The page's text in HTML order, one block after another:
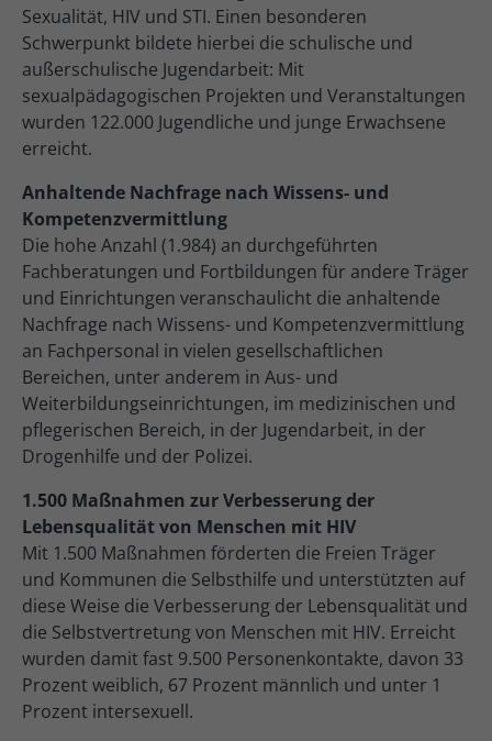
Sexualität, HIV und STI. Einen besonderen
Schwerpunkt bildete hierbei die schulische und
außerschulische Jugendarbeit: Mit
sexualpädagogischen Projekten und Veranstaltungen
wurden 122.000 Jugendliche und junge Erwachsene
erreicht.
Anhaltende Nachfrage nach Wissens- und
Kompetenzvermittlung
Die hohe Anzahl (1.984) an durchgeführten
Fachberatungen und Fortbildungen für andere Träger
und Einrichtungen veranschaulicht die anhaltende
Nachfrage nach Wissens- und Kompetenzvermittlung
an Fachpersonal in vielen gesellschaftlichen
Bereichen, unter anderem in Aus- und
Weiterbildungseinrichtungen, im medizinischen und
pflegerischen Bereich, in der Jugendarbeit, in der
Drogenhilfe und der Polizei.
1.500 Maßnahmen zur Verbesserung der
Lebensqualität von Menschen mit HIV
Mit 1.500 Maßnahmen förderten die Freien Träger
und Kommunen die Selbsthilfe und unterstützten auf
diese Weise die Verbesserung der Lebensqualität und
die Selbstvertretung von Menschen mit HIV. Erreicht
wurden damit fast 9.500 Personenkontakte, davon 33
Prozent weiblich, 67 Prozent männlich und unter 1
Prozent intersexuell.